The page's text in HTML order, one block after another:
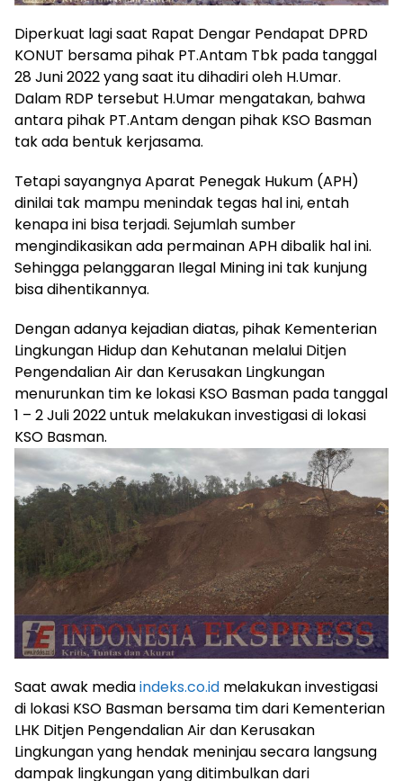
Diperkuat lagi saat Rapat Dengar Pendapat DPRD
KONUT bersama pihak PT.Antam Tbk pada tanggal
28 Juni 2022 yang saat itu dihadiri oleh H.Umar.
Dalam RDP tersebut H.Umar mengatakan, bahwa
antara pihak PT.Antam dengan pihak KSO Basman
tak ada bentuk kerjasama.
Tetapi sayangnya Aparat Penegak Hukum (APH)
dinilai tak mampu menindak tegas hal ini, entah
kenapa ini bisa terjadi. Sejumlah sumber
mengindikasikan ada permainan APH dibalik hal ini.
Sehingga pelanggaran Ilegal Mining ini tak kunjung
bisa dihentikannya.
Dengan adanya kejadian diatas, pihak Kementerian
Lingkungan Hidup dan Kehutanan melalui Ditjen
Pengendalian Air dan Kerusakan Lingkungan
menurunkan tim ke lokasi KSO Basman pada tanggal
1 – 2 Juli 2022 untuk melakukan investigasi di lokasi
KSO Basman.
Saat awak mediaindeks.co.id melakukan investigasi
di lokasi KSO Basman bersama tim dari Kementerian
LHK Ditjen Pengendalian Air dan Kerusakan
Lingkungan yang hendak meninjau secara langsung
dampak lingkungan yang ditimbulkan dari